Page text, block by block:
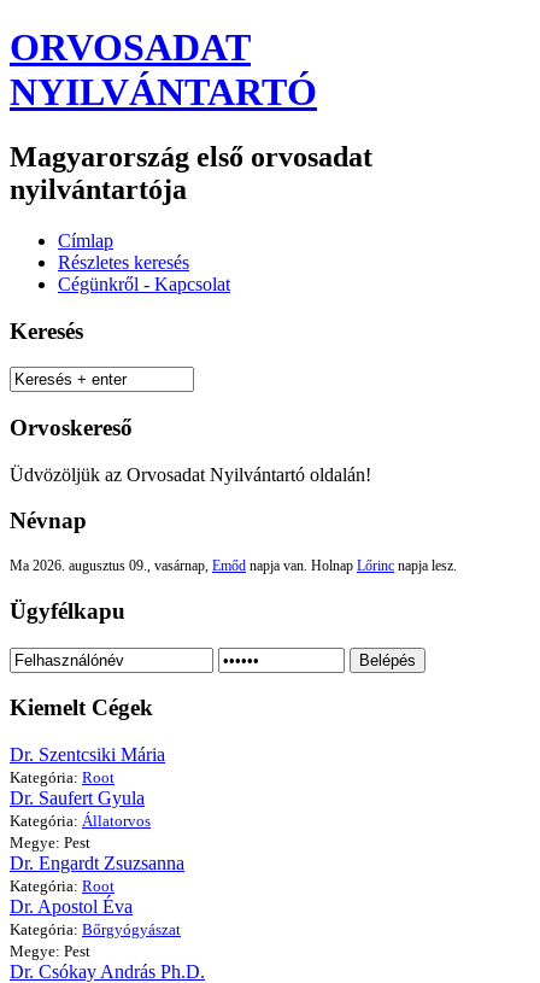
ORVOSADAT
NYILVÁNTARTÓ
Magyarország első orvosadat
nyilvántartója
Címlap
Részletes keresés
Cégünkről - Kapcsolat
Keresés
Orvoskereső
Üdvözöljük az Orvosadat Nyilvántartó oldalán!
Névnap
Ma 2026. augusztus 09., vasárnap, Emőd napja van. Holnap Lőrinc napja lesz.
Ügyfélkapu
Belépés
Kiemelt Cégek
Dr. Szentcsiki Mária
Kategória: Root
Dr. Saufert Gyula
Kategória: Állatorvos
Megye: Pest
Dr. Engardt Zsuzsanna
Kategória: Root
Dr. Apostol Éva
Kategória: Bőrgyógyászat
Megye: Pest
Dr. Csókay András Ph.D.